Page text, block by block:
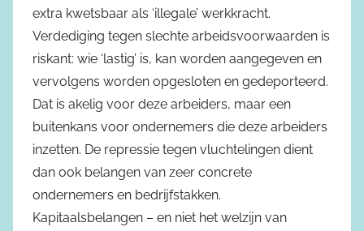
extra kwetsbaar als ‘illegale’ werkkracht.
Verdediging tegen slechte arbeidsvoorwaarden is
riskant: wie ‘lastig’ is, kan worden aangegeven en
vervolgens worden opgesloten en gedeporteerd.
Dat is akelig voor deze arbeiders, maar een
buitenkans voor ondernemers die deze arbeiders
inzetten. De repressie tegen vluchtelingen dient
dan ook belangen van zeer concrete
ondernemers en bedrijfstakken.
Kapitaalsbelangen – en niet het welzijn van